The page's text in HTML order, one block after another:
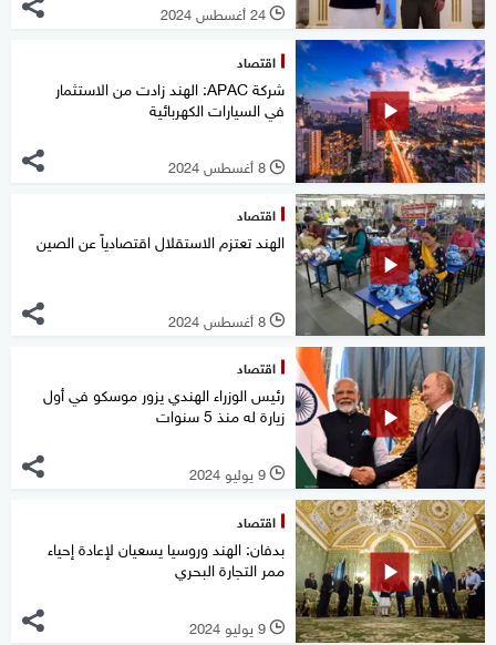
l 24 أغسطس 2024
اقتصاد
شركة APAC: الهند زادت من الاستثمار
في السيارات الكهربائية
l 8 أغسطس 2024
اقتصاد
الهند تعتزم الاستقلال اقتصادياً عن الصين
l 8 أغسطس 2024
اقتصاد
رئيس الوزراء الهندي يزور موسكو في أول
زيارة له منذ 5 سنوات
l 9 يوليو 2024
اقتصاد
بدفان: الهند وروسيا يسعيان لإعادة إحياء
ممر التجارة البحري
l 9 يوليو 2024